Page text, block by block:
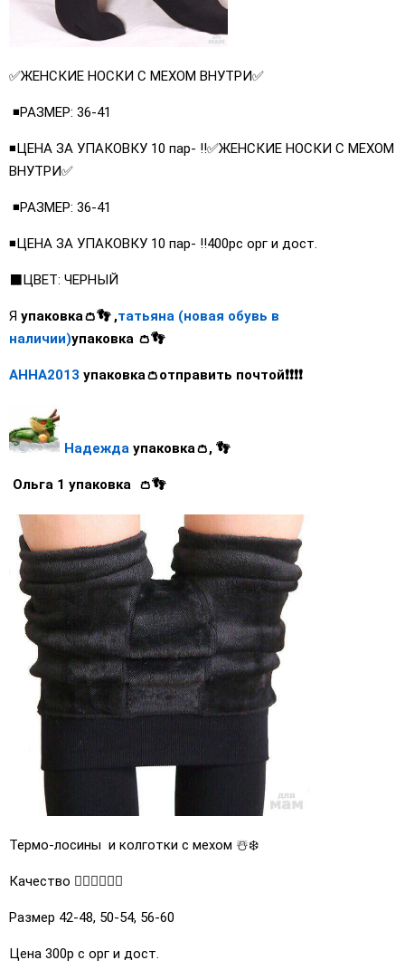
✅ЖЕНСКИЕ НОСКИ С МЕХОМ ВНУТРИ✅
◾РАЗМЕР: 36-41
◾ЦЕНА ЗА УПАКОВКУ 10 пар- ‼️✅ЖЕНСКИЕ НОСКИ С МЕХОМ
ВНУТРИ✅
◾РАЗМЕР: 36-41
◾ЦЕНА ЗА УПАКОВКУ 10 пар- ‼400рс орг и дост.
⬛ЦВЕТ: ЧЕРНЫЙ
Я упаковка👛👣 ,татьяна (новая обувь в
наличии)упаковка 👛👣
АННА2013 упаковка👛отправить почтой❗❗❗❗
Надежда упаковка👛, 👣
Ольга 1 упаковка 👛👣
️Термо-лосины и колготки с мехом ☃️❄️
Качество 👍🏼👍🏼👍🏼
Размер 42-48, 50-54, 56-60
Цена 300р с орг и дост.